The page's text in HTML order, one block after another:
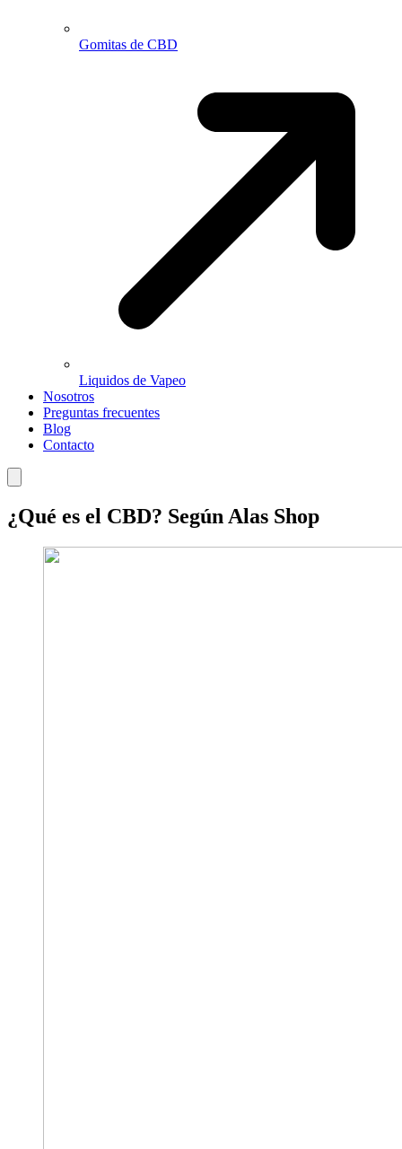
Gomitas de CBD
Liquidos de Vapeo
Nosotros
Preguntas frecuentes
Blog
Contacto
¿Qué es el CBD? Según Alas Shop